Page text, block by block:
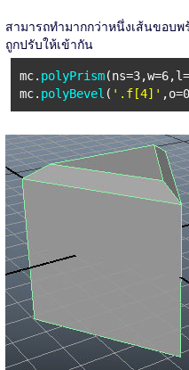
สามารถทำมากกว่าหนึ่งเส้นขอบ
ถูกปรับให้เข้ากัน
mc. polyPrism
mc. polyBevel ( '.f[4]'